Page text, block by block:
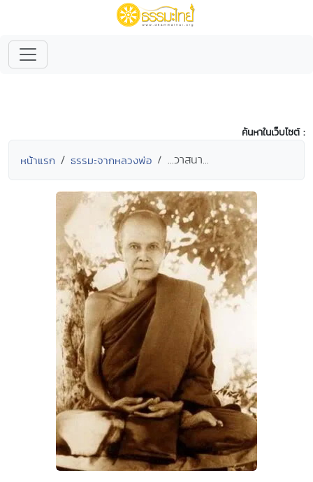
ค้นหาในเว็บไซต์ :
หน้าแรก ธรรมะจากหลวงพ่อ ...วาสนา...